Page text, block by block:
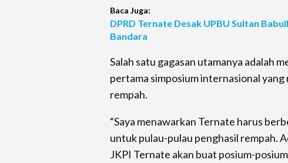
Baca Juga:
DPRD Ternate Desak UPBU Sultan
Bandara
Salah satu gagasan utamanya adalah
pertama simposium internasional
rempah.
“Saya menawarkan Ternate harus
untuk pulau-pulau penghasil rempah.
JKPI Ternate akan buat posium-